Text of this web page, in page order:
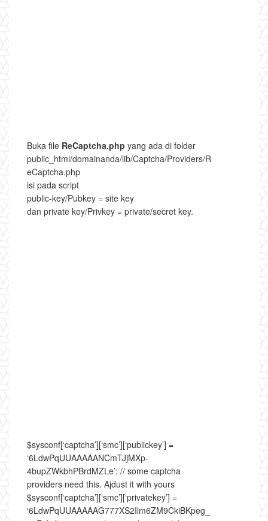
Buka file ReCaptcha.php yang ada di folder
public_html/domainanda/lib/Captcha/Providers/R
eCaptcha.php
isi pada script
public-key/Pubkey = site key
dan private key/Privkey = private/secret key.
$sysconf[‘captcha’][‘smc’][‘publickey’] =
‘6LdwPqUUAAAAANCmTJjMXp-
4bupZWkbhPBrdMZLe’; // some captcha
providers need this. Ajdust it with yours
$sysconf[‘captcha’][‘smc’][‘privatekey’] =
‘6LdwPqUUAAAAAG777XS2Ilm6ZM9CkiBKpeg_